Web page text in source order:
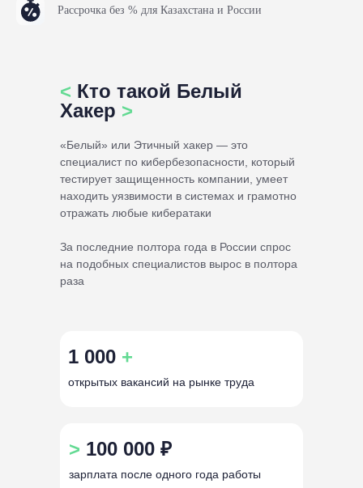
Рассрочка без % для Казахстана и России
< Кто такой Белый
Хакер >
открытых вакансий на рынке труда
1 000 +
«Белый» или Этичный хакер — это
специалист по кибербезопасности, который
тестирует защищенность компании, умеет
находить уязвимости в системах и грамотно
отражать любые кибератаки
За последние полтора года в России спрос
на подобных специалистов вырос в полтора
раза
зарплата после одного года работы
> 100 000 ₽